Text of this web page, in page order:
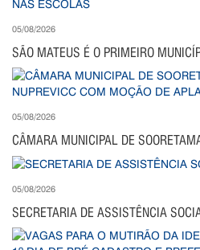
05/08/2026
SÃO MATEUS É O PRIMEIRO
05/08/2026
CÂMARA MUNICIPAL DE
05/08/2026
SECRETARIA DE ASSISTÊNCIA